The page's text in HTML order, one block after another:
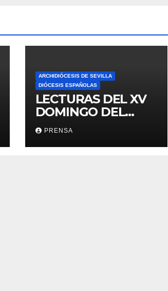
ARCHIDIÓCESIS DE SEVILLA
DIÓCESIS ESPAÑOLAS
LECTURAS DEL XV
DOMINGO DEL
TIEMPO
ORDINARIO (A)
PRENSA